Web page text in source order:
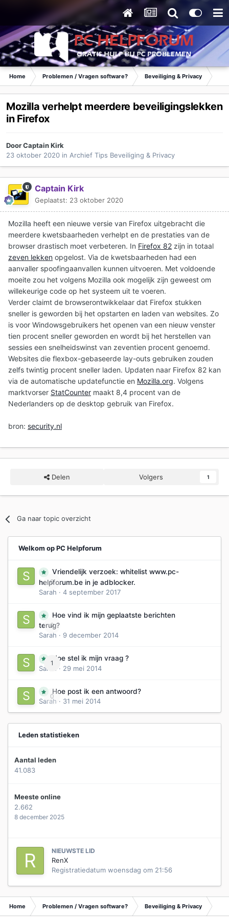
Home Problemen / Vragen software? Beveiliging & Privacy
Mozilla verhelpt meerdere beveiligingslekken
in Firefox
DoorCaptain Kirk
23 oktober 2020 in Archief Tips Beveiliging & Privacy
Captain Kirk
Geplaatst: 23 oktober 2020
Mozilla heeft een nieuwe versie van Firefox uitgebracht die
meerdere kwetsbaarheden verhelpt en de prestaties van de
browser drastisch moet verbeteren. In Firefox 82 zijn in totaal
zeven lekken opgelost. Via de kwetsbaarheden had een
aanvaller spoofingaanvallen kunnen uitvoeren. Met voldoende
moeite zou het volgens Mozilla ook mogelijk zijn geweest om
willekeurige code op het systeem uit te voeren.
Verder claimt de browserontwikkelaar dat Firefox stukken
sneller is geworden bij het opstarten en laden van websites. Zo
is voor Windowsgebruikers het openen van een nieuw venster
tien procent sneller geworden en wordt bij het herstellen van
sessies een snelheidswinst van zeventien procent genoemd.
Websites die flexbox-gebaseerde lay-outs gebruiken zouden
zelfs twintig procent sneller laden. Updaten naar Firefox 82 kan
via de automatische updatefunctie en Mozilla.org. Volgens
marktvorser StatCounter maakt 8,4 procent van de
Nederlanders op de desktop gebruik van Firefox.
bron: security.nl
Delen Volgers 1
Ga naar topic overzicht
Welkom op PC Helpforum
0
Vriendelijk verzoek: whitelist www.pc-
helpforum.be in je adblocker.
Sarah · 4 september 2017
0
Hoe vind ik mijn geplaatste berichten
terug?
Sarah · 9 december 2014
1
Hoe stel ik mijn vraag ?
Sarah
· 29 mei 2014
0
Hoe post ik een antwoord?
Sarah · 31 mei 2014
Leden statistieken
Aantal leden
41.083
Meeste online
2.662
8 december 2025
NIEUWSTE LID
RenX
Registratiedatum woensdag om 21:56
Home Problemen / Vragen software? Beveiliging & Privacy